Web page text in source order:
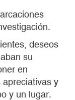
deseos
su
en
y
y un lugar.